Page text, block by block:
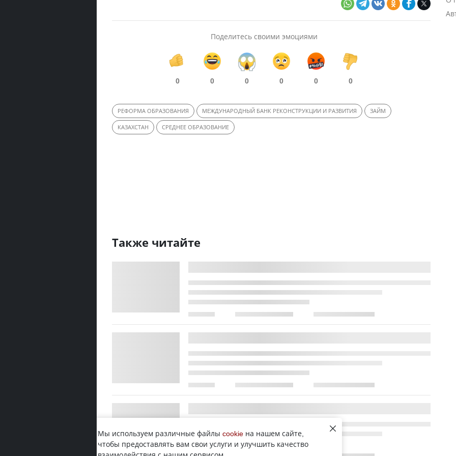
Поделитесь своими эмоциями
0 0 0 0 0 0
РЕФОРМА ОБРАЗОВАНИЯ МЕЖДУНАРОДНЫЙ БАНК РЕКОНСТРУКЦИИ И РАЗВИТИЯ ЗАЙМ
КАЗАХСТАН СРЕДНЕЕ ОБРАЗОВАНИЕ
Также читайте
Мы используем различные файлы cookie на нашем сайте,
чтобы предоставлять вам свои услуги и улучшить качество